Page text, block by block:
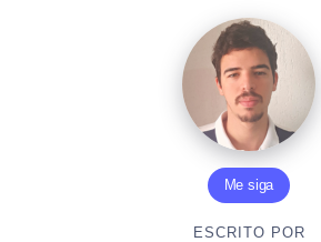
Me siga
ESCRITO POR